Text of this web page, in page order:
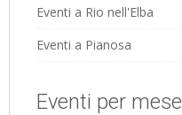
Eventi a Rio nell'Elba
Eventi a Pianosa
Eventi per mese